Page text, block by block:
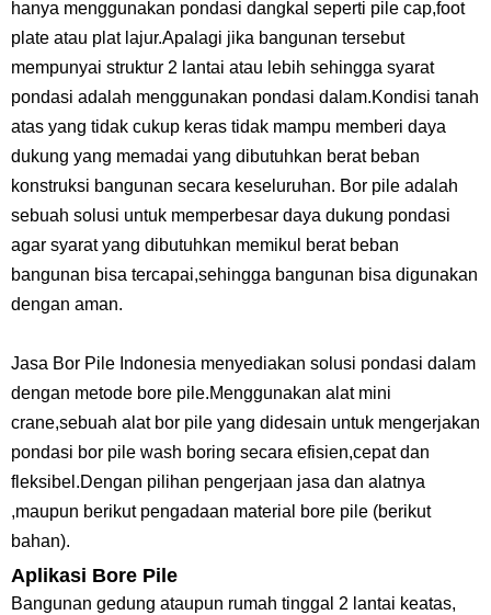
hanya menggunakan pondasi dangkal seperti pile cap,foot
plate atau plat lajur.Apalagi jika bangunan tersebut
mempunyai struktur 2 lantai atau lebih sehingga syarat
pondasi adalah menggunakan pondasi dalam.Kondisi tanah
atas yang tidak cukup keras tidak mampu memberi daya
dukung yang memadai yang dibutuhkan berat beban
konstruksi bangunan secara keseluruhan. Bor pile adalah
sebuah solusi untuk memperbesar daya dukung pondasi
agar syarat yang dibutuhkan memikul berat beban
bangunan bisa tercapai,sehingga bangunan bisa digunakan
dengan aman.
Jasa Bor Pile Indonesia menyediakan solusi pondasi dalam
dengan metode bore pile.Menggunakan alat mini
crane,sebuah alat bor pile yang didesain untuk mengerjakan
pondasi bor pile wash boring secara efisien,cepat dan
fleksibel.Dengan pilihan pengerjaan jasa dan alatnya
,maupun berikut pengadaan material bore pile (berikut
bahan).
Aplikasi Bore Pile
Bangunan gedung ataupun rumah tinggal 2 lantai keatas,